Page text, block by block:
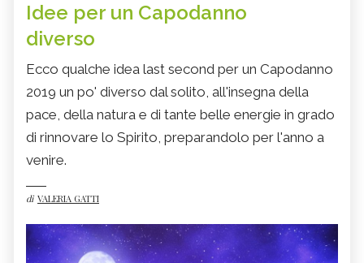
Idee per un Capodanno
diverso
Ecco qualche idea last second per un Capodanno
2019 un po' diverso dal solito, all'insegna della
pace, della natura e di tante belle energie in grado
di rinnovare lo Spirito, preparandolo per l'anno a
venire.
di VALERIA GATTI